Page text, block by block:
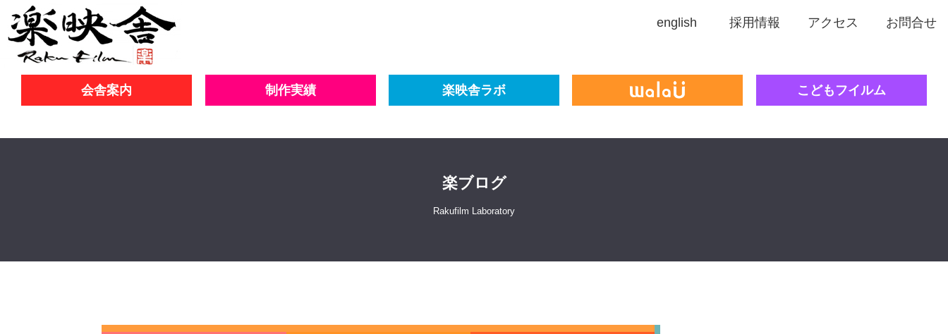
english 採用情報 アクセス お問合せ
会舎案内 制作実績 楽映舎ラボ こどもフイルム
楽ブログ
Rakufilm Laboratory